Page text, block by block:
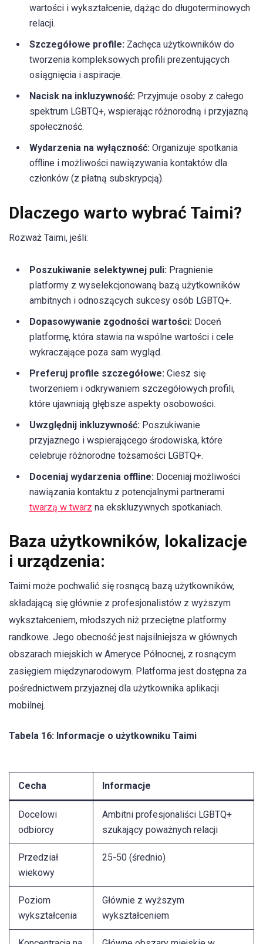
wartości i wykształcenie, dążąc do długoterminowych
relacji.
Szczegółowe profile: Zachęca użytkowników do
tworzenia kompleksowych profili prezentujących
osiągnięcia i aspiracje.
Nacisk na inkluzywność: Przyjmuje osoby z całego
spektrum LGBTQ+, wspierając różnorodną i przyjazną
społeczność.
Wydarzenia na wyłączność: Organizuje spotkania
offline i możliwości nawiązywania kontaktów dla
członków (z płatną subskrypcją).
Dlaczego warto wybrać Taimi?
Rozważ Taimi, jeśli:
Poszukiwanie selektywnej puli: Pragnienie
platformy z wyselekcjonowaną bazą użytkowników
ambitnych i odnoszących sukcesy osób LGBTQ+.
Dopasowywanie zgodności wartości: Doceń
platformę, która stawia na wspólne wartości i cele
wykraczające poza sam wygląd.
Preferuj profile szczegółowe: Ciesz się
tworzeniem i odkrywaniem szczegółowych profili,
które ujawniają głębsze aspekty osobowości.
Uwzględnij inkluzywność: Poszukiwanie
przyjaznego i wspierającego środowiska, które
celebruje różnorodne tożsamości LGBTQ+.
Doceniaj wydarzenia offline: Doceniaj możliwości
nawiązania kontaktu z potencjalnymi partnerami
twarzą w twarz na ekskluzywnych spotkaniach.
Baza użytkowników, lokalizacje
i urządzenia:
Taimi może pochwalić się rosnącą bazą użytkowników,
składającą się głównie z profesjonalistów z wyższym
wykształceniem, młodszych niż przeciętne platformy
randkowe. Jego obecność jest najsilniejsza w głównych
obszarach miejskich w Ameryce Północnej, z rosnącym
zasięgiem międzynarodowym. Platforma jest dostępna za
pośrednictwem przyjaznej dla użytkownika aplikacji
mobilnej.
Tabela 16: Informacje o użytkowniku Taimi
Cecha Informacje
Docelowi
odbiorcy
Ambitni profesjonaliści LGBTQ+
szukający poważnych relacji
Przedział
wiekowy
25-50 (średnio)
Poziom
wykształcenia
Głównie z wyższym
wykształceniem